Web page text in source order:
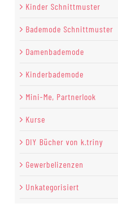
Kinder Schnittmuster
Bademode Schnittmuster
Damenbademode
Kinderbademode
Mini-Me, Partnerlook
Kurse
DIY Bücher von k.triny
Gewerbelizenzen
Unkategorisiert